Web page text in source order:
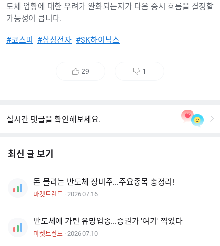
도체 업황에 대한 우려가 완화되는지가 다음 증시 흐름을 결정할
가능성이 큽니다.
#코스피 #삼성전자 #SK하이닉스
좋
29
싫
1
실시간 댓글을 확인해보세요.
최신 글 보기
돈 몰리는 반도체 장비주...주요종목 총정리!
마켓트렌드 · 2026.07.16
반도체에 가린 유망업종...증권가 '여기' 찍었다
마켓트렌드 · 2026.07.10